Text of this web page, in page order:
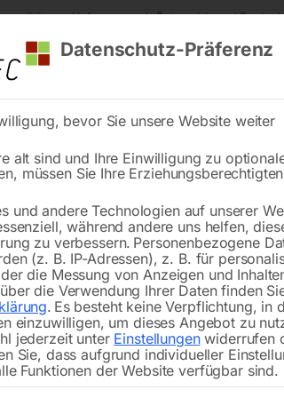
Lieferung nach Österreich und
Hydraulische
Verfügbarkeit:Nicht vorrätig
Datenschutz-Präferenz
bevor Sie unsere Website weiter
alt sind und Ihre Einwilligung zu
müssen Sie Ihre
und andere Technologien auf unserer
während andere uns helfen,
zu verbessern. Personenbezogene
(z. B. IP-Adressen), z. B. für
die Messung von Anzeigen und
die Verwendung Ihrer Daten finden
. Es besteht keine Verpflichtung, in
einzuwilligen, um dieses Angebot zu
jederzeit unter Einstellungenwiderrufen
Sie, dass aufgrund individueller
Funktionen der Website verfügbar sind.